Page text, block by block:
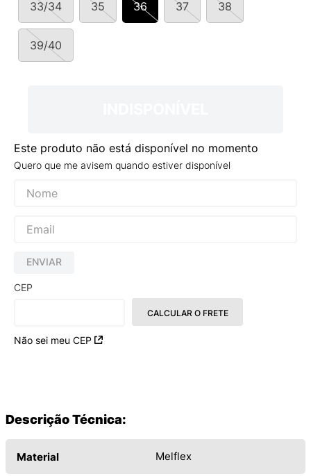
33/34 35 36 37 38
39/40
Este produto não está disponível no momento
Quero que me avisem quando estiver disponível
ENVIAR
CEP
Não sei meu CEP
CALCULAR O FRETE
Descrição Técnica:
Material Melflex
º
VANS TÊNIS VANS ULTRARANGE
10º NEW BALANCE 204L